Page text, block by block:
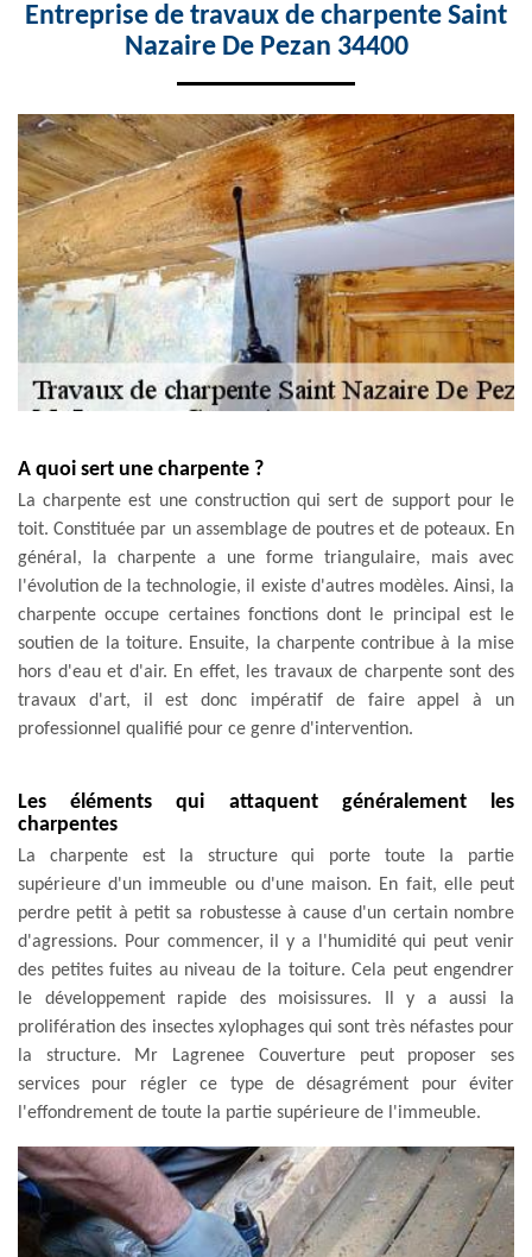
Entreprise de travaux de charpente Saint
Nazaire De Pezan 34400
A quoi sert une charpente ?
La charpente est une construction qui sert de support pour le
toit. Constituée par un assemblage de poutres et de poteaux. En
général, la charpente a une forme triangulaire, mais avec
l'évolution de la technologie, il existe d'autres modèles. Ainsi, la
charpente occupe certaines fonctions dont le principal est le
soutien de la toiture. Ensuite, la charpente contribue à la mise
hors d'eau et d'air. En effet, les travaux de charpente sont des
travaux d'art, il est donc impératif de faire appel à un
professionnel qualifié pour ce genre d'intervention.
Les éléments qui attaquent généralement les
charpentes
La charpente est la structure qui porte toute la partie
supérieure d'un immeuble ou d'une maison. En fait, elle peut
perdre petit à petit sa robustesse à cause d'un certain nombre
d'agressions. Pour commencer, il y a l'humidité qui peut venir
des petites fuites au niveau de la toiture. Cela peut engendrer
le développement rapide des moisissures. Il y a aussi la
prolifération des insectes xylophages qui sont très néfastes pour
la structure. Mr Lagrenee Couverture peut proposer ses
services pour régler ce type de désagrément pour éviter
l'effondrement de toute la partie supérieure de l'immeuble.